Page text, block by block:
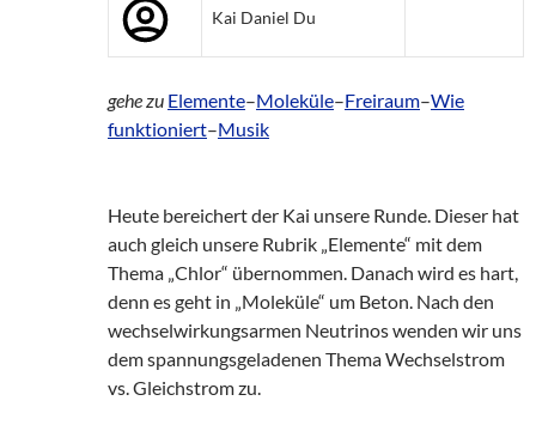
Kai Daniel Du
gehe zu Elemente–Moleküle–Freiraum–Wie
funktioniert–Musik
Heute bereichert der Kai unsere Runde. Dieser hat
auch gleich unsere Rubrik „Elemente“ mit dem
Thema „Chlor“ übernommen. Danach wird es hart,
denn es geht in „Moleküle“ um Beton. Nach den
wechselwirkungsarmen Neutrinos wenden wir uns
dem spannungsgeladenen Thema Wechselstrom
vs. Gleichstrom zu.